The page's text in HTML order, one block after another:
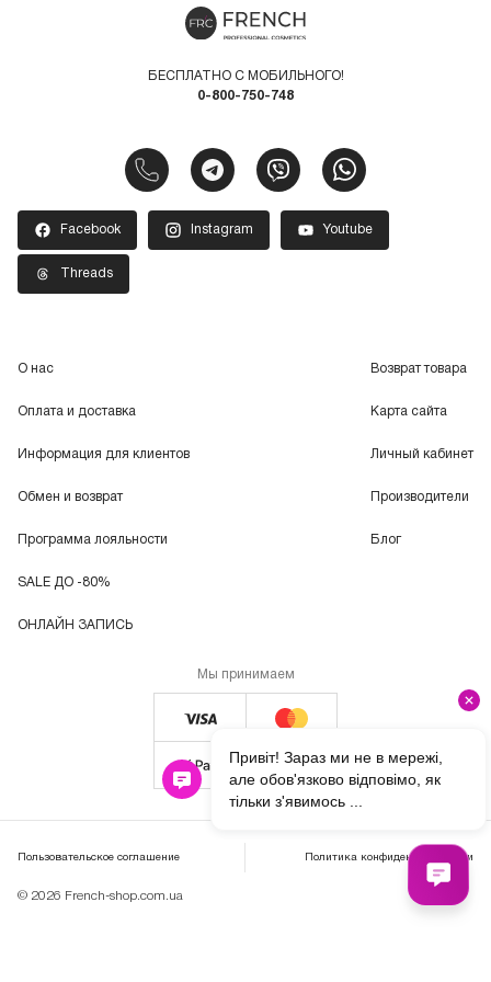
БЕСПЛАТНО С МОБИЛЬНОГО!
0-800-750-748
Facebook Instagram Youtube
Threads
О нас
Оплата и доставка
Информация для клиентов
Обмен и возврат
Программа лояльности
SALE ДО -80%
ОНЛАЙН ЗАПИСЬ
Возврат товара
Карта сайта
Личный кабинет
Производители
Блог
Мы принимаем
© 2026 French-shop.com.ua
Пользовательское соглашение Политика конфиденциальности